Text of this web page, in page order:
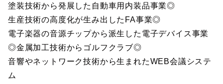
塗装技術から発展した自動車用内装品事業◎
生産技術の高度化が生み出したFA事業◎
電子楽器の音源チップから派生した電子デバイス事業
◎金属加工技術からゴルフクラブ◎
音響やネットワーク技術から生まれたWEB会議システ
ム